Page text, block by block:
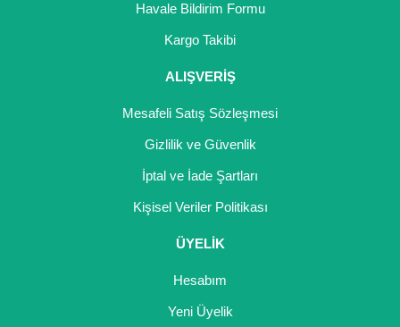
Havale Bildirim Formu
Kargo Takibi
ALIŞVERİŞ
Mesafeli Satış Sözleşmesi
Gizlilik ve Güvenlik
İptal ve İade Şartları
Kişisel Veriler Politikası
ÜYELİK
Hesabım
Yeni Üyelik